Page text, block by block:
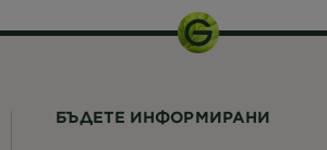
БЪДЕТЕ ИНФОРМИРАНИ